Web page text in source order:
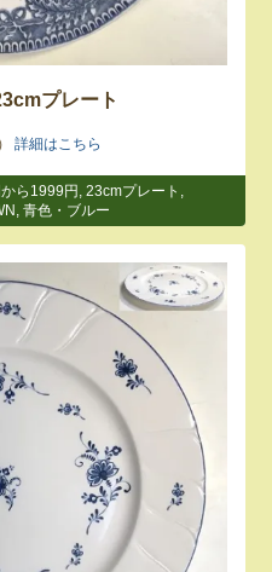
プレート
詳細はこちら
ら1999円 ,23cmプレート
,青色・ブルー